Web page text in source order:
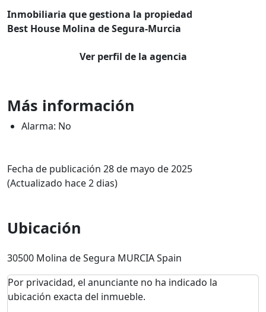
Inmobiliaria que gestiona la propiedad
Best House Molina de Segura-Murcia
Ver perfil de la agencia
Más información
Alarma: No
Fecha de publicación 28 de mayo de 2025
(Actualizado hace 2 dias)
Ubicación
30500 Molina de Segura MURCIA Spain
Por privacidad, el anunciante no ha indicado la
ubicación exacta del inmueble.